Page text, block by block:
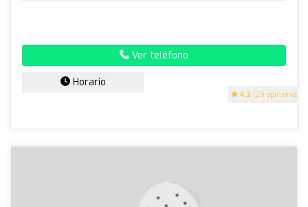
4.2 (29 opiniones)
.
Ver teléfono
Horario